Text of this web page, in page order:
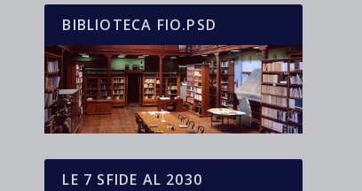
BIBLIOTECA FIO.PSD
LE 7 SFIDE AL 2030